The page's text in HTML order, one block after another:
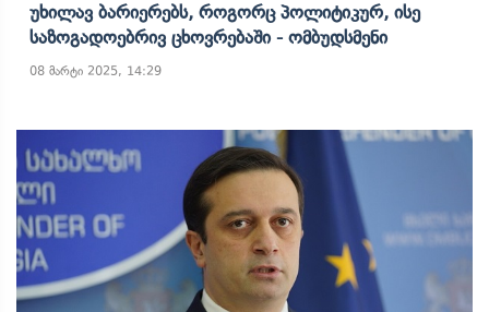
Უხილავ Ბარიერებს, Როგორც Პოლიტიკურ, Ისე
Საზოგადოებრივ Ცხოვრებაში - Ომბუდსმენი
08 მარტი 2025, 14:29